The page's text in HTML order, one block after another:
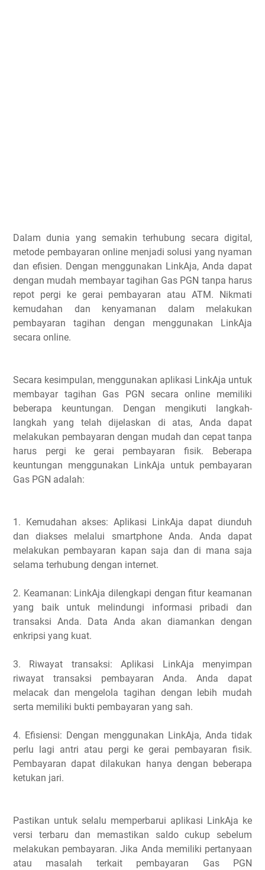
Dalam dunia yang semakin terhubung secara digital,
metode pembayaran online menjadi solusi yang nyaman
dan efisien. Dengan menggunakan LinkAja, Anda dapat
dengan mudah membayar tagihan Gas PGN tanpa harus
repot pergi ke gerai pembayaran atau ATM. Nikmati
kemudahan dan kenyamanan dalam melakukan
pembayaran tagihan dengan menggunakan LinkAja
secara online.
Secara kesimpulan, menggunakan aplikasi LinkAja untuk
membayar tagihan Gas PGN secara online memiliki
beberapa keuntungan. Dengan mengikuti langkah-
langkah yang telah dijelaskan di atas, Anda dapat
melakukan pembayaran dengan mudah dan cepat tanpa
harus pergi ke gerai pembayaran fisik. Beberapa
keuntungan menggunakan LinkAja untuk pembayaran
Gas PGN adalah:
1. Kemudahan akses: Aplikasi LinkAja dapat diunduh
dan diakses melalui smartphone Anda. Anda dapat
melakukan pembayaran kapan saja dan di mana saja
selama terhubung dengan internet.
2. Keamanan: LinkAja dilengkapi dengan fitur keamanan
yang baik untuk melindungi informasi pribadi dan
transaksi Anda. Data Anda akan diamankan dengan
enkripsi yang kuat.
3. Riwayat transaksi: Aplikasi LinkAja menyimpan
riwayat transaksi pembayaran Anda. Anda dapat
melacak dan mengelola tagihan dengan lebih mudah
serta memiliki bukti pembayaran yang sah.
4. Efisiensi: Dengan menggunakan LinkAja, Anda tidak
perlu lagi antri atau pergi ke gerai pembayaran fisik.
Pembayaran dapat dilakukan hanya dengan beberapa
ketukan jari.
Pastikan untuk selalu memperbarui aplikasi LinkAja ke
versi terbaru dan memastikan saldo cukup sebelum
melakukan pembayaran. Jika Anda memiliki pertanyaan
atau masalah terkait pembayaran Gas PGN